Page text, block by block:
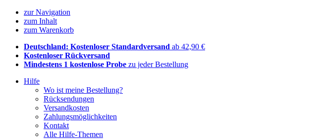
zur Navigation
zum Inhalt
zum Warenkorb
Deutschland: Kostenloser Standardversand ab 42,90 €
Kostenloser Rückversand
Mindestens 1 kostenlose Probe zu jeder Bestellung
Hilfe
Wo ist meine Bestellung?
Rücksendungen
Versandkosten
Zahlungsmöglichkeiten
Kontakt
Alle Hilfe-Themen